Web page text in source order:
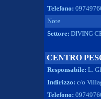
Telefono:
Note
Settore: DIVING
CENTRO
Responsabile: L.
Indirizzo: c/o
Telefono: